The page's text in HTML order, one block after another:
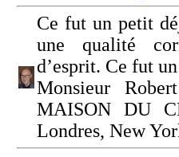
Ce fut un petit
une qualité
d’esprit. Ce fut
Monsieur
MAISON DU
Londres, New